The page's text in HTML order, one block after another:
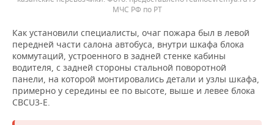
МЧС РФ по РТ
Как установили специалисты, очаг пожара был в левой
передней части салона автобуса, внутри шкафа блока
коммутаций, устроенного в задней стенке кабины
водителя, с задней стороны стальной поворотной
панели, на которой монтировались детали и узлы шкафа,
примерно у середины ее по высоте, выше и левее блока
CBCU3-E.